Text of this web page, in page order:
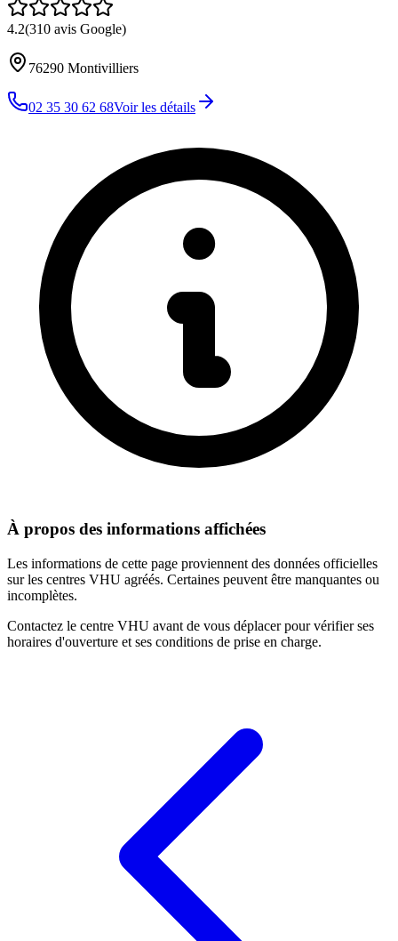
4.2(310 avis Google)
76290 Montivilliers
02 35 30 62 68Voir les détails
À propos des informations affichées
Les informations de cette page proviennent des données officielles
sur les centres VHU agréés. Certaines peuvent être manquantes ou
incomplètes.
Contactez le centre VHU avant de vous déplacer pour vérifier ses
horaires d'ouverture et ses conditions de prise en charge.